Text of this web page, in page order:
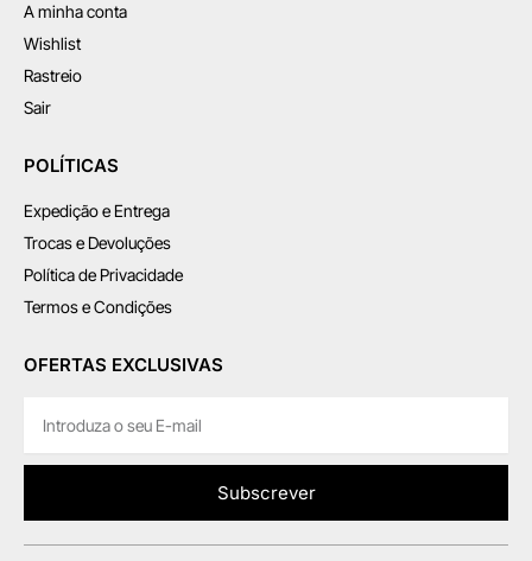
A minha conta
Wishlist
Rastreio
Sair
POLÍTICAS
Expedição e Entrega
Trocas e Devoluções
Política de Privacidade
Termos e Condições
OFERTAS EXCLUSIVAS
Subscrever